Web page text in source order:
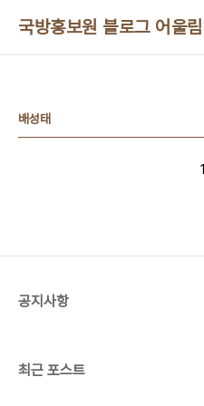
국방홍보원 블로그 어울림
배성태
1
공지사항
최근 포스트